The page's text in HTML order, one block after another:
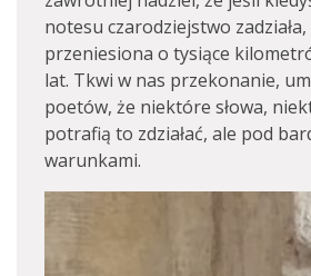
notesu czarodziejstwo
przeniesiona o tysiące
lat. Tkwi w nas przekonanie,
poetów, że niektóre słowa,
potrafią to zdziałać, ale pod
warunkami.